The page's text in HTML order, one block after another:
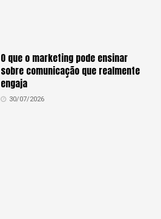
O que o marketing pode ensinar
sobre comunicação que realmente
engaja
30/07/2026